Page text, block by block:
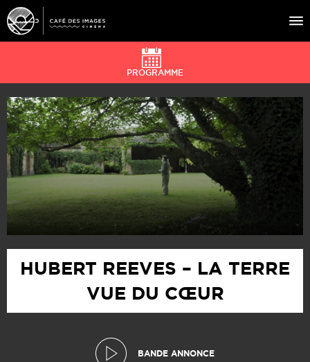
À L’AFFICHE
ÉVÉNEMENTS
CAFÉ DU CINÉ
PRATIQUE
ÉDUCATION AUX IMAGES
HUBERT REEVES – LA TERRE
VUE DU CŒUR
BANDE ANNONCE
PROGRAMME